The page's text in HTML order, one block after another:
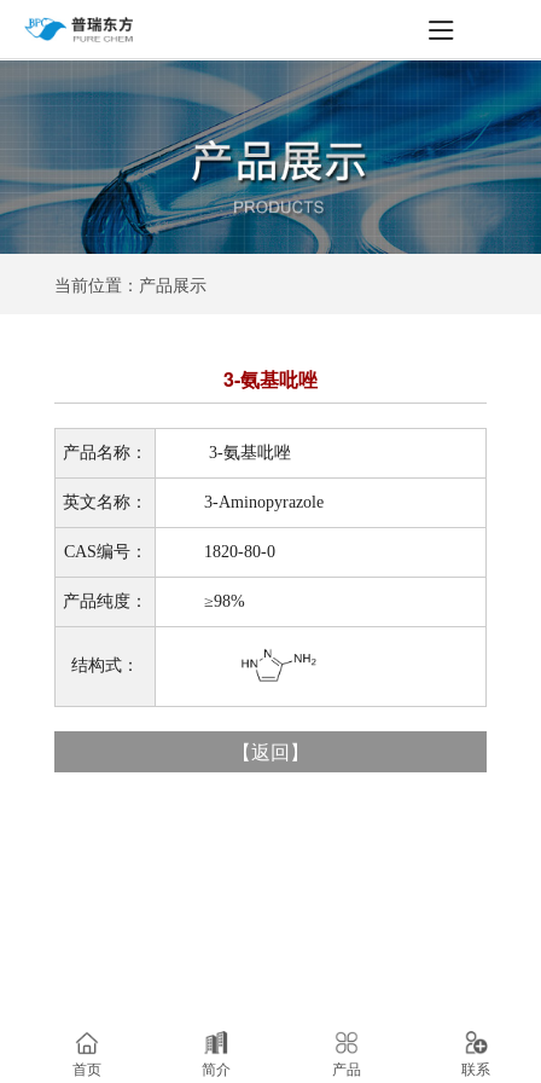
当前位置：产品展示
3-氨基吡唑
产品名称： 3-氨基吡唑
英文名称： 3-Aminopyrazole
CAS编号： 1820-80-0
产品纯度： ≥98%
结构式：
【返回】
首页 简介 产品 联系